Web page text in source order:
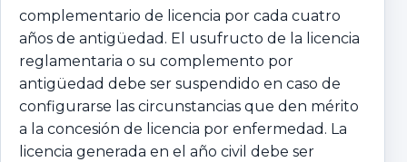
complementario de licencia por cada cuatro
años de antigüedad. El usufructo de la licencia
reglamentaria o su complemento por
antigüedad debe ser suspendido en caso de
configurarse las circunstancias que den mérito
a la concesión de licencia por enfermedad. La
licencia generada en el año civil debe ser